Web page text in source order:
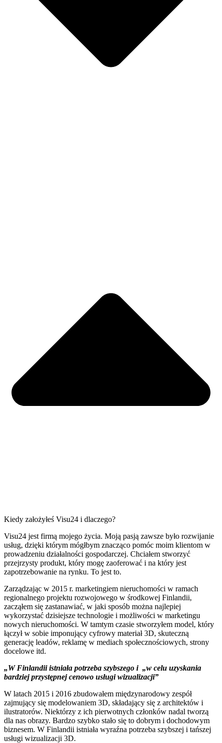
Kiedy założyłeś Visu24 i dlaczego?
Visu24 jest firmą mojego życia. Moją pasją zawsze było rozwijanie
usług, dzięki którym mógłbym znacząco pomóc moim klientom w
prowadzeniu działalności gospodarczej. Chciałem stworzyć
przejrzysty produkt, który mogę zaoferować i na który jest
zapotrzebowanie na rynku. To jest to.
Zarządzając w 2015 r. marketingiem nieruchomości w ramach
regionalnego projektu rozwojowego w środkowej Finlandii,
zacząłem się zastanawiać, w jaki sposób można najlepiej
wykorzystać dzisiejsze technologie i możliwości w marketingu
nowych nieruchomości. W tamtym czasie stworzyłem model, który
łączył w sobie imponujący cyfrowy materiał 3D, skuteczną
generację leadów, reklamę w mediach społecznościowych, strony
docelowe itd.
„W Finlandii istniała potrzeba szybszego i „w celu uzyskania
bardziej przystępnej cenowo usługi wizualizacji”
W latach 2015 i 2016 zbudowałem międzynarodowy zespół
zajmujący się modelowaniem 3D, składający się z architektów i
ilustratorów. Niektórzy z ich pierwotnych członków nadal tworzą
dla nas obrazy. Bardzo szybko stało się to dobrym i dochodowym
biznesem. W Finlandii istniała wyraźna potrzeba szybszej i tańszej
usługi wizualizacji 3D.